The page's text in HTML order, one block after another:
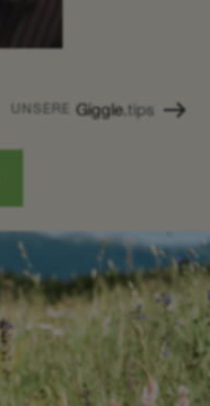
UNSERE Giggle.tips